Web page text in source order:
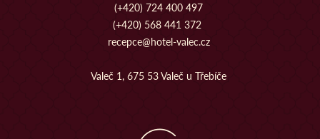
(+420) 724 400 497
(+420) 568 441 372
recepce@hotel-valec.cz
Valeč 1, 675 53 Valeč u Třebíče